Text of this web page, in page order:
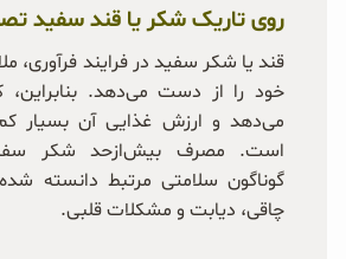
روی تاریک شکر یا قند سفید
قند یا شکر سفید در فرایند فرآوری،
خود را از دست می‌دهد. بنابراین،
می‌دهد و ارزش غذایی آن بسیار
است. مصرف بیش‌ازحد شکر
گوناگون سلامتی مرتبط دانسته
چاقی، دیابت و مشکلات قلبی.